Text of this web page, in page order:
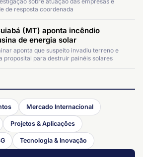
de resposta coordenada
(MT) aponta incêndio
de energia solar
aponta que suspeito invadiu terreno e
proposital para destruir painéis solares
Mercado Internacional
Projetos & Aplicações
Tecnologia & Inovação